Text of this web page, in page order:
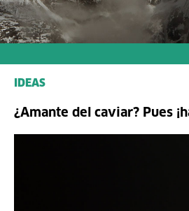
IDEAS
¿Amante del caviar? Pues